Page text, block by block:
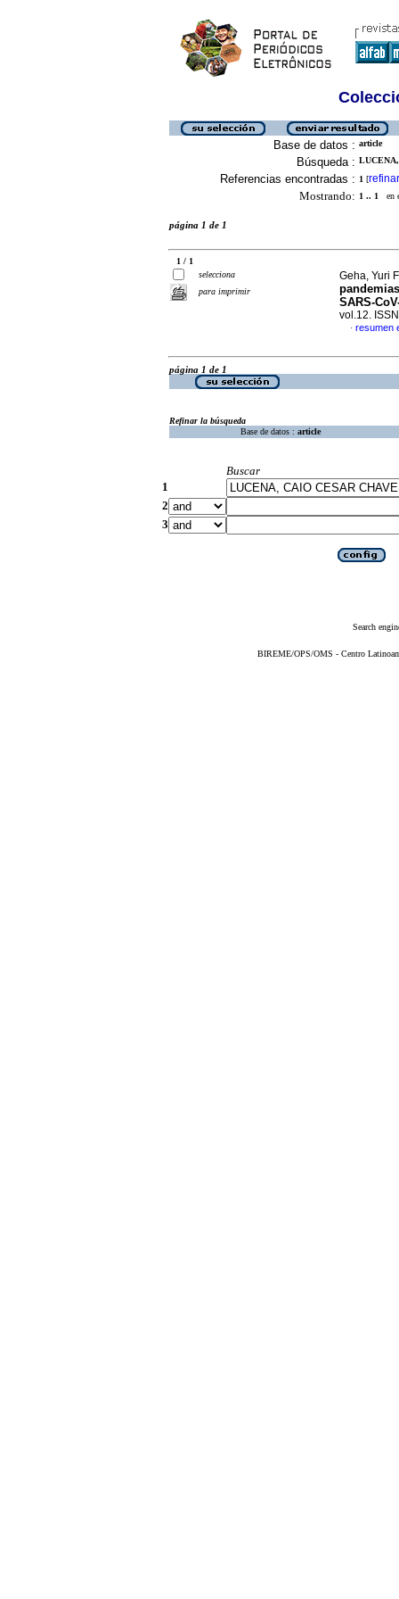
Base de datos : article
Búsqueda :
Referencias encontradas : 1 [refinar
Mostrando: 1 .. 1 en
página 1 de 1
1 / 1
selecciona
para imprimir
Geha, Yuri
SARS-
vol.12.
· resumen
página 1 de 1
Refinar la búsqueda
Base de datos : article
Buscar
1
2
3
Search
BIREME/OPS/OMS - Centro